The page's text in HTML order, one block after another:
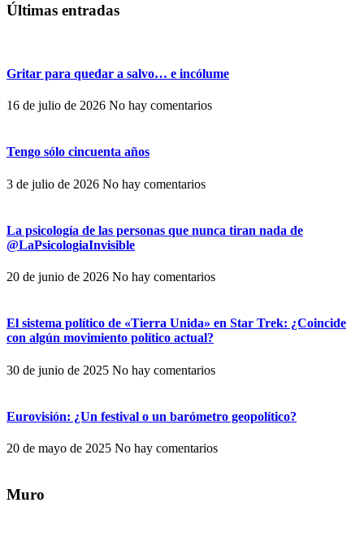
Últimas entradas
Gritar para quedar a salvo… e incólume
16 de julio de 2026 No hay comentarios
Tengo sólo cincuenta años
3 de julio de 2026 No hay comentarios
La psicología de las personas que nunca tiran nada de
@LaPsicologiaInvisible
20 de junio de 2026 No hay comentarios
El sistema político de «Tierra Unida» en Star Trek: ¿Coincide
con algún movimiento político actual?
30 de junio de 2025 No hay comentarios
Eurovisión: ¿Un festival o un barómetro geopolítico?
20 de mayo de 2025 No hay comentarios
Muro